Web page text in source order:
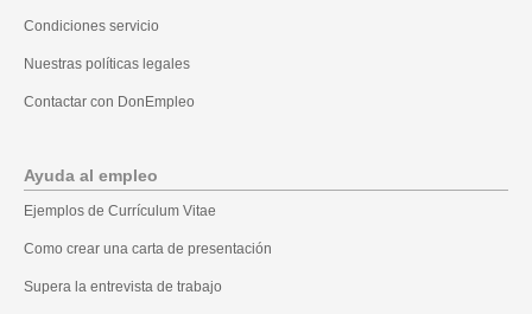
Condiciones servicio
Nuestras políticas legales
Contactar con DonEmpleo
Ayuda al empleo
Ejemplos de Currículum Vitae
Como crear una carta de presentación
Supera la entrevista de trabajo